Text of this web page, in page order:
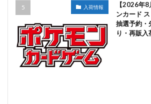
入荷情報
【2026年
ンカード
抽選予約・
り・再販入